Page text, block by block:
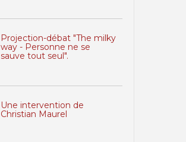
Projection-débat "The milky
way - Personne ne se
sauve tout seul".
Une intervention de
Christian Maurel